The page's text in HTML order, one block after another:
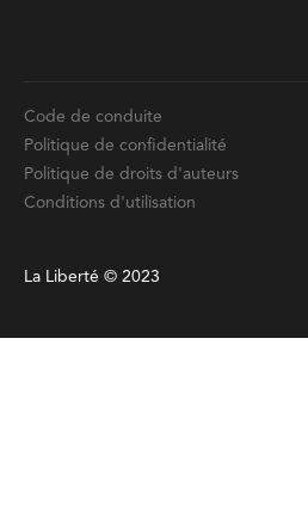
Code de conduite
Politique de confidentialité
Politique de droits d'auteurs
Conditions d'utilisation
La Liberté © 2023